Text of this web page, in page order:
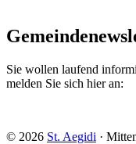
Sie wollen laufend
melden Sie sich hier an:
© 2026 St. Aegidi ·